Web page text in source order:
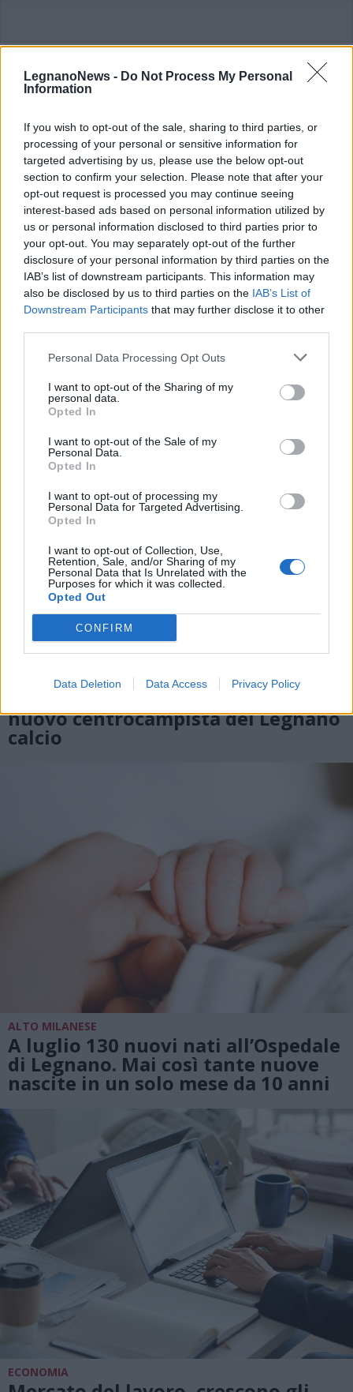
LegnanoNews - Do Not Process My Personal
Information
If you wish to opt-out of the sale, sharing to third parties, or
processing of your personal or sensitive information for
targeted advertising by us, please use the below opt-out
section to confirm your selection. Please note that after your
opt-out request is processed you may continue seeing
interest-based ads based on personal information utilized by
us or personal information disclosed to third parties prior to
your opt-out. You may separately opt-out of the further
disclosure of your personal information by third parties on the
IAB’s list of downstream participants. This information may
also be disclosed by us to third parties on the IAB’s List of
Downstream Participants that may further disclose it to other
Personal Data Processing Opt Outs
I want to opt-out of the Sharing of my
personal data.
Opted In
I want to opt-out of the Sale of my
Personal Data.
Opted In
I want to opt-out of processing my
Personal Data for Targeted Advertising.
Opted In
I want to opt-out of Collection, Use,
Retention, Sale, and/or Sharing of my
Personal Data that Is Unrelated with the
Purposes for which it was collected.
Opted Out
CONFIRM
Data Deletion Data Access Privacy Policy
ALTRE NOTIZIE DI LEGNANO
In Eccellenza il Legnano calcio
inserito nel girone A lombardo
Arriva da San Marino Fabio Cateni
nuovo centrocampista del Legnano
calcio
ALTO MILANESE
A luglio 130 nuovi nati all’Ospedale
di Legnano. Mai così tante nuove
nascite in un solo mese da 10 anni
ECONOMIA